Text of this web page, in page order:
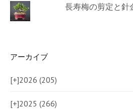
長寿梅の剪定と針
アーカイブ
[+]2026 (205)
[+]2025 (266)